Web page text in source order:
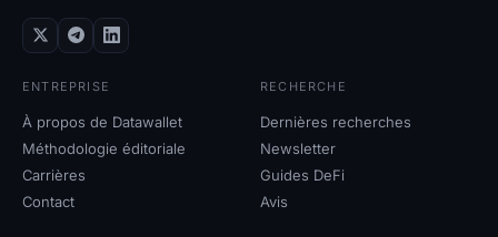
Calculateur de staking de cryptomonnaies
À propos
ENTREPRISE
À propos de Datawallet
Méthodologie éditoriale
Carrières
Contact
RECHERCHE
Dernières recherches
Newsletter
Guides DeFi
Avis